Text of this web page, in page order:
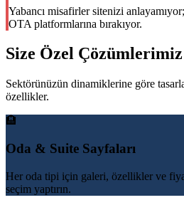
Yabancı misafirler sitenizi
OTA platformlarına bırakıyor.
Size Özel Çözümlerimiz
Sektörünüzün dinamiklerine göre
özellikler.
🏨
Oda & Suite Sayfaları
Her oda tipi için galeri, özellikler ve
seçim yaptırın.